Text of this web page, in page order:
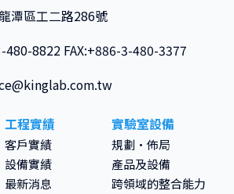
潭區工二路286號
480-8822 FAX:+886-3-480-3377
工程實績
客戶實績
設備實績
最新消息
實驗室設備
規劃·佈局
產品及設備
跨領域的整合能力